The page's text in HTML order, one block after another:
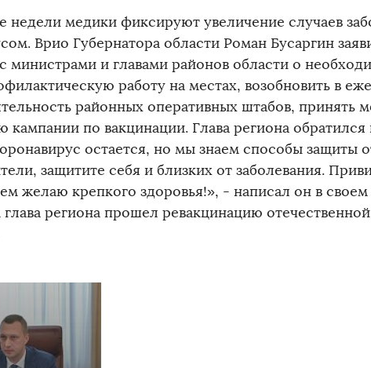
недели медики фиксируют увеличение случаев
Врио Губернатора области Роман Бусаргин
министрами и главами районов области о
работу на местах, возобновить в
районных оперативных штабов, принять
кампании по вакцинации. Глава региона
остается, но мы знаем способы защиты
защитите себя и близких от заболевания.
желаю крепкого здоровья!», - написал он в
региона прошел ревакцинацию